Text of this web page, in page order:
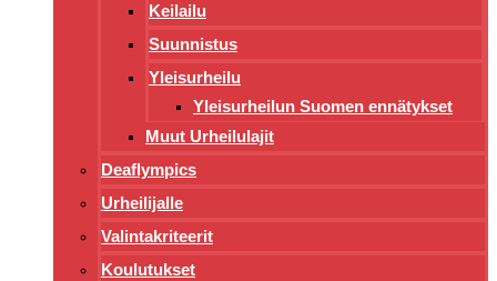
Keilailu
Suunnistus
Yleisurheilu
Yleisurheilun Suomen ennätykset
Muut Urheilulajit
Deaflympics
Urheilijalle
Valintakriteerit
Koulutukset